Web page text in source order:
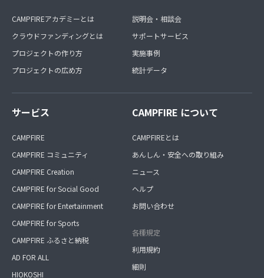
CAMPFIREアカデミーとは
クラウドファンディングとは
プロジェクトの作り方
プロジェクトの広め方
説明会・相談会
サポートサービス
実施事例
統計データ
サービス
CAMPFIRE
CAMPFIRE コミュニティ
CAMPFIRE Creation
CAMPFIRE for Social Good
CAMPFIRE for Entertainment
CAMPFIRE for Sports
CAMPFIRE ふるさと納税
AD FOR ALL
HIOKOSHI
CAMPFIRE について
CAMPFIREとは
あんしん・安全への取り組み
ニュース
ヘルプ
お問い合わせ
各種規定
利用規約
細則